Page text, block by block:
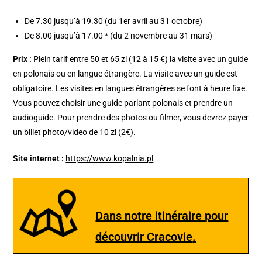
De 7.30 jusqu’à 19.30 (du 1er avril au 31 octobre)
De 8.00 jusqu’à 17.00 * (du 2 novembre au 31 mars)
Prix : Plein tarif entre 50 et 65 zl (12 à 15 €) la visite avec un guide
en polonais ou en langue étrangère. La visite avec un guide est
obligatoire. Les visites en langues étrangères se font à heure fixe.
Vous pouvez choisir une guide parlant polonais et prendre un
audioguide. Pour prendre des photos ou filmer, vous devrez payer
un billet photo/video de 10 zl (2€).
Site internet : https://www.kopalnia.pl
Dans notre itinéraire pour
découvrir Cracovie.